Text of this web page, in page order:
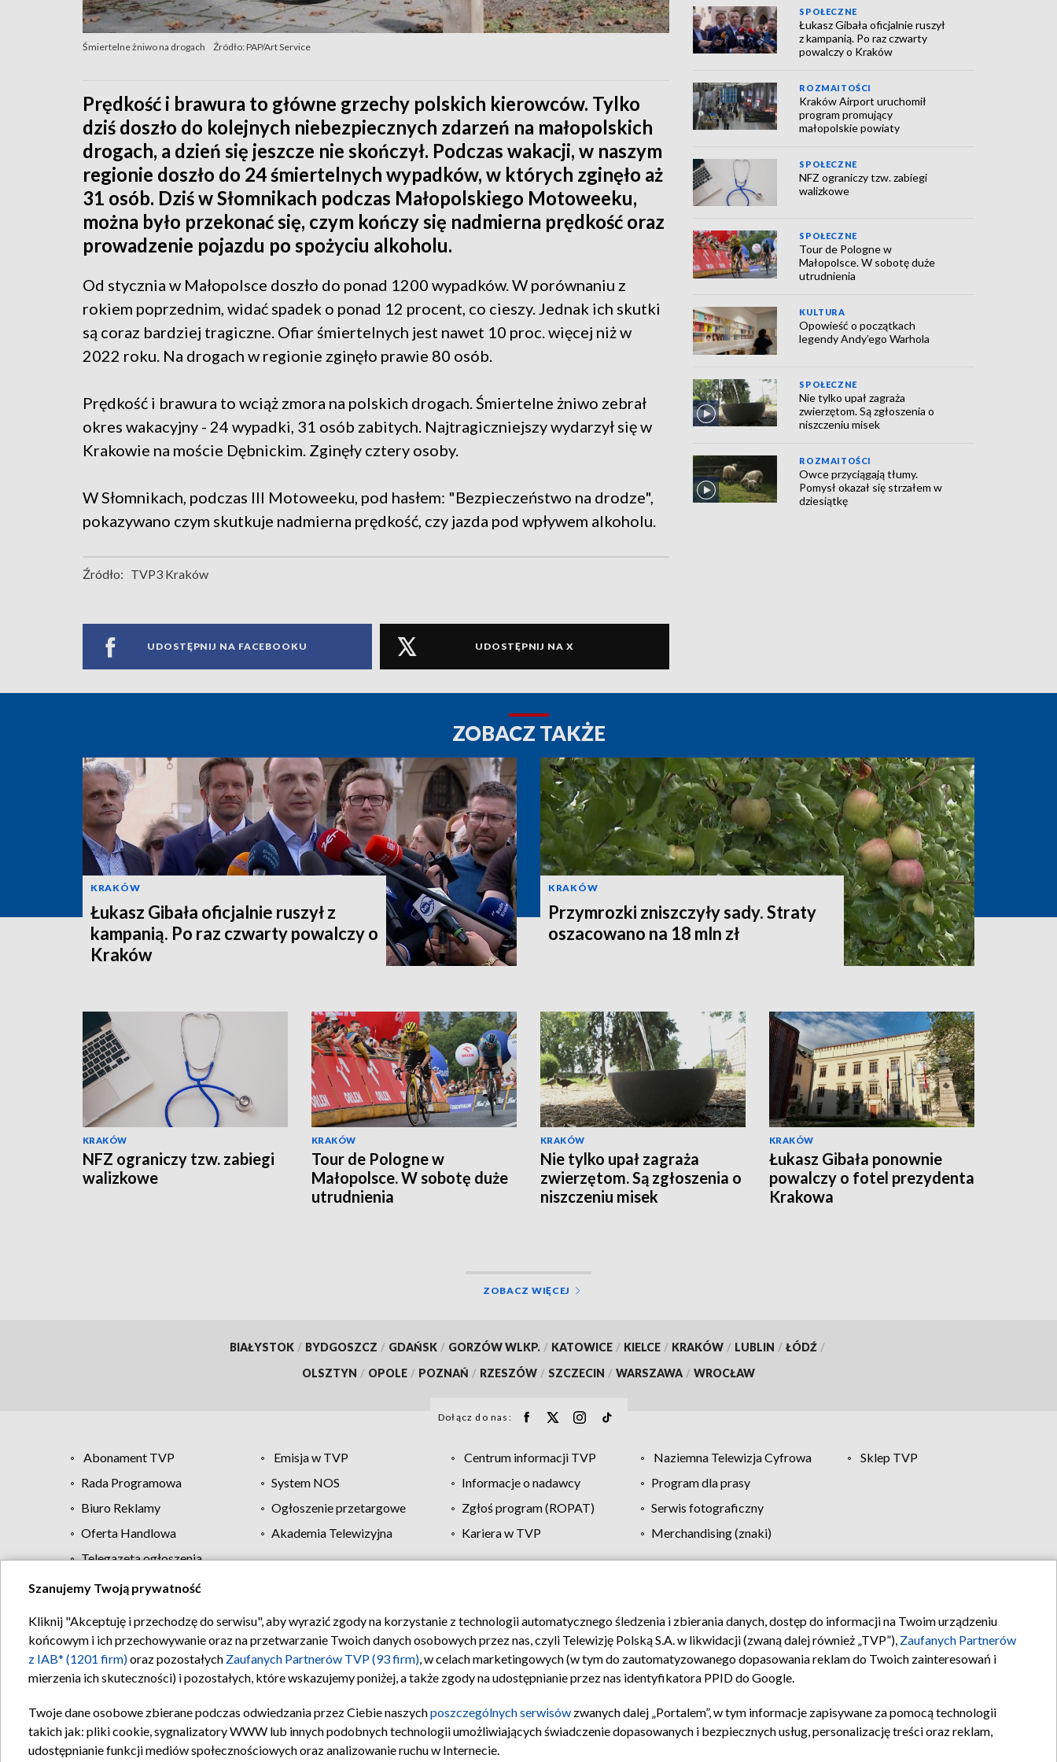
Śmiertelne żniwo na drogach Źródło: PAP/Art Service
Prędkość i brawura to główne grzechy polskich kierowców. Tylko
dziś doszło do kolejnych niebezpiecznych zdarzeń na małopolskich
drogach, a dzień się jeszcze nie skończył. Podczas wakacji, w naszym
regionie doszło do 24 śmiertelnych wypadków, w których zginęło aż
31 osób. Dziś w Słomnikach podczas Małopolskiego Motoweeku,
można było przekonać się, czym kończy się nadmierna prędkość oraz
prowadzenie pojazdu po spożyciu alkoholu.
Od stycznia w Małopolsce doszło do ponad 1200 wypadków. W porównaniu z
rokiem poprzednim, widać spadek o ponad 12 procent, co cieszy. Jednak ich skutki
są coraz bardziej tragiczne. Ofiar śmiertelnych jest nawet 10 proc. więcej niż w
2022 roku. Na drogach w regionie zginęło prawie 80 osób.
Prędkość i brawura to wciąż zmora na polskich drogach. Śmiertelne żniwo zebrał
okres wakacyjny - 24 wypadki, 31 osób zabitych. Najtragiczniejszy wydarzył się w
Krakowie na moście Dębnickim. Zginęły cztery osoby.
W Słomnikach, podczas III Motoweeku, pod hasłem: "Bezpieczeństwo na drodze",
pokazywano czym skutkuje nadmierna prędkość, czy jazda pod wpływem alkoholu.
Źródło: TVP3 Kraków
UDOSTĘPNIJ NA FACEBOOKU UDOSTĘPNIJ NA X
SPOŁECZNE
Łukasz Gibała oficjalnie ruszył
z kampanią. Po raz czwarty
powalczy o Kraków
ROZMAITOŚCI
Kraków Airport uruchomił
program promujący
małopolskie powiaty
SPOŁECZNE
NFZ ograniczy tzw. zabiegi
walizkowe
SPOŁECZNE
Tour de Pologne w
Małopolsce. W sobotę duże
utrudnienia
KULTURA
Opowieść o początkach
legendy Andy’ego Warhola
SPOŁECZNE
Nie tylko upał zagraża
zwierzętom. Są zgłoszenia o
niszczeniu misek
ROZMAITOŚCI
Owce przyciągają tłumy.
Pomysł okazał się strzałem w
dziesiątkę
ZOBACZ TAKŻE
KRAKÓW
Łukasz Gibała oficjalnie ruszył z
kampanią. Po raz czwarty powalczy o
Kraków
KRAKÓW
Przymrozki zniszczyły sady. Straty
oszacowano na 18 mln zł
KRAKÓW
NFZ ograniczy tzw. zabiegi
walizkowe
KRAKÓW
Tour de Pologne w
Małopolsce. W sobotę duże
utrudnienia
KRAKÓW
Nie tylko upał zagraża
zwierzętom. Są zgłoszenia o
niszczeniu misek
KRAKÓW
Łukasz Gibała ponownie
powalczy o fotel prezydenta
Krakowa
ZOBACZ WIĘCEJ
BIAŁYSTOK / BYDGOSZCZ / GDAŃSK / GORZÓW WLKP. / KATOWICE / KIELCE / KRAKÓW / LUBLIN / ŁÓDŹ /
OLSZTYN / OPOLE / POZNAŃ / RZESZÓW / SZCZECIN / WARSZAWA / WROCŁAW
Dołącz do nas:
Abonament TVP Emisja w TVP Centrum informacji TVP Naziemna Telewizja Cyfrowa
Sklep TVP
Rada Programowa
System NOS Informacje o nadawcy
Program dla prasy
Biuro Reklamy
Ogłoszenie przetargowe Zgłoś program (ROPAT)
Serwis fotograficzny
Oferta Handlowa
Akademia Telewizyjna Kariera w TVP
Merchandising (znaki)
Telegazeta ogłoszenia
Regulamin TVP Polityka prywatności Moje zgody Pomoc Biuro reklamy Kontakt
Szanujemy Twoją prywatność
Kliknij "Akceptuję i przechodzę do serwisu", aby wyrazić zgody na korzystanie z technologii automatycznego śledzenia i zbierania danych, dostęp do informacji na Twoim urządzeniu
końcowym i ich przechowywanie oraz na przetwarzanie Twoich danych osobowych przez nas, czyli Telewizję Polską S.A. w likwidacji (zwaną dalej również „TVP”), Zaufanych Partnerów
z IAB* (1201 firm)oraz pozostałych Zaufanych Partnerów TVP (93 firm), w celach marketingowych (w tym do zautomatyzowanego dopasowania reklam do Twoich zainteresowań i
mierzenia ich skuteczności) i pozostałych, które wskazujemy poniżej, a także zgody na udostępnianie przez nas identyfikatora PPID do Google.
Twoje dane osobowe zbierane podczas odwiedzania przez Ciebie naszychposzczególnych serwisów zwanych dalej „Portalem”, w tym informacje zapisywane za pomocą technologii
takich jak: pliki cookie, sygnalizatory WWW lub innych podobnych technologii umożliwiających świadczenie dopasowanych i bezpiecznych usług, personalizację treści oraz reklam,
udostępnianie funkcji mediów społecznościowych oraz analizowanie ruchu w Internecie.